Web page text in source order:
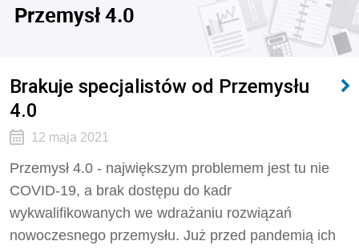
Przemysł 4.0
Brakuje specjalistów od Przemysłu
4.0
12 maja 2021
Przemysł 4.0 - największym problemem jest tu nie
COVID-19, a brak dostępu do kadr
wykwalifikowanych we wdrażaniu rozwiązań
nowoczesnego przemysłu. Już przed pandemią ich